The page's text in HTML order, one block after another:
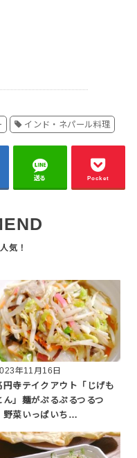
インド・ネパール料理
送る Pocket
年11月16日
円寺テイクアウト「じげも
ん」麺がぷるぷるつるつ
野菜いっぱいち…